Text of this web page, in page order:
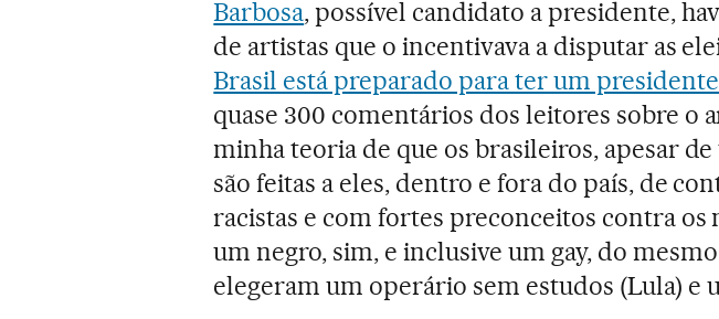
Barbosa, possível candidato a presidente,
de artistas que o incentivava a disputar as
Brasil está preparado para ter um
quase 300 comentários dos leitores sobre o
minha teoria de que os brasileiros, apesar
são feitas a eles, dentro e fora do país, de
racistas e com fortes preconceitos contra os
um negro, sim, e inclusive um gay, do
elegeram um operário sem estudos (Lula) e